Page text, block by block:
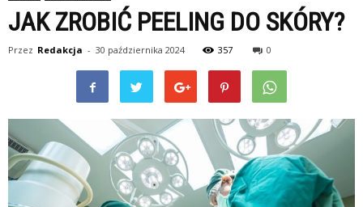
JAK ZROBIĆ PEELING DO SKÓRY?
Przez Redakcja - 30 października 2024 357 0